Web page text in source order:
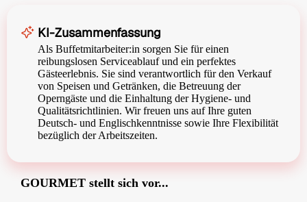
KI-Zusammenfassung
Als Buffetmitarbeiter:in sorgen Sie für einen
reibungslosen Serviceablauf und ein perfektes
Gästeerlebnis. Sie sind verantwortlich für den Verkauf
von Speisen und Getränken, die Betreuung der
Operngäste und die Einhaltung der Hygiene- und
Qualitätsrichtlinien. Wir freuen uns auf Ihre guten
Deutsch- und Englischkenntnisse sowie Ihre Flexibilität
bezüglich der Arbeitszeiten.
GOURMET stellt sich vor...